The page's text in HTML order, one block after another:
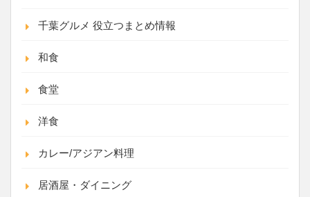
千葉グルメ 役立つまとめ情報
和食
食堂
洋食
カレー/アジアン料理
居酒屋・ダイニング